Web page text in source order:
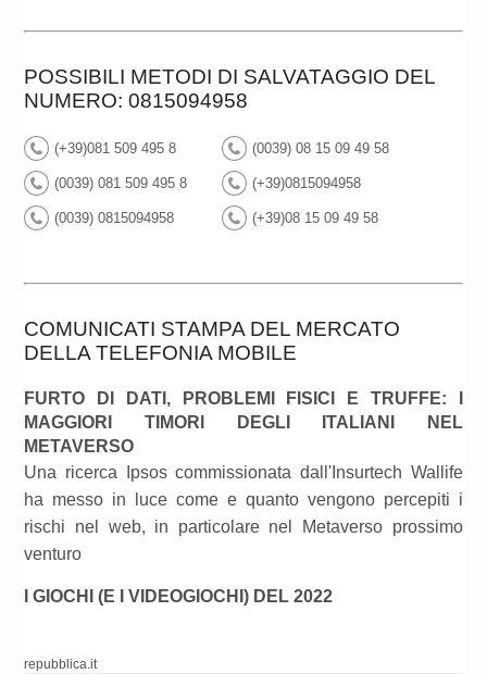
POSSIBILI METODI DI SALVATAGGIO DEL
NUMERO: 0815094958
(+39)081 509 495 8 (0039) 08 15 09 49 58
(0039) 081 509 495 8 (+39)0815094958
(0039) 0815094958 (+39)08 15 09 49 58
COMUNICATI STAMPA DEL MERCATO
DELLA TELEFONIA MOBILE
FURTO DI DATI, PROBLEMI FISICI E TRUFFE: I
MAGGIORI TIMORI DEGLI ITALIANI NEL
METAVERSO
Una ricerca Ipsos commissionata dall'Insurtech Wallife
ha messo in luce come e quanto vengono percepiti i
rischi nel web, in particolare nel Metaverso prossimo
venturo
I GIOCHI (E I VIDEOGIOCHI) DEL 2022
repubblica.it